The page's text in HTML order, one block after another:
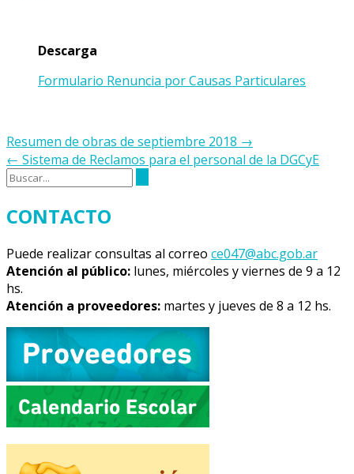
Descarga
Formulario Renuncia por Causas Particulares
Navegación
de
la
entrada
Resumen de obras de septiembre 2018 →
← Sistema de Reclamos para el personal de la DGCyE
CONTACTO
Puede realizar consultas al correo ce047@abc.gob.ar
Atención al público: lunes, miércoles y viernes de 9 a 12
hs.
Atención a proveedores: martes y jueves de 8 a 12 hs.